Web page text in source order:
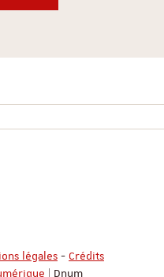
légales - Crédits
| Dnum